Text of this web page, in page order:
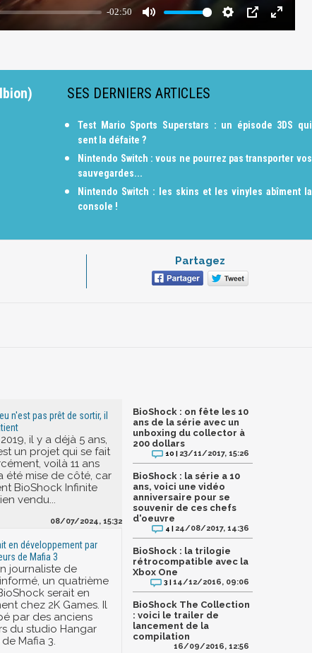
SES DERNIERS ARTICLES
Test Mario Sports Superstars : un épisode 3DS qui
sent la défaite ?
Nintendo Switch : vous ne pourrez pas transporter vos
sauvegardes...
Nintendo Switch : les skins et les vinyles abîment la
console !
Partagez
n'est pas prêt de sortir, il
il y a déjà 5 ans,
un projet qui se fait
voilà 11 ans
été mise de côté, car
BioShock Infinite
vendu...
08/07/2024, 15:32
en développement par
de Mafia 3
journaliste de
un quatrième
serait en
chez 2K Games. Il
par des anciens
du studio Hangar
Mafia 3.
BioShock : on fête les 10
ans de la série avec un
unboxing du collector à
200 dollars
10 | 23/11/2017, 15:26
BioShock : la série a 10
ans, voici une vidéo
anniversaire pour se
souvenir de ces chefs
d'oeuvre
4 | 24/08/2017, 14:36
BioShock : la trilogie
rétrocompatible avec la
Xbox One
3 |14/12/2016, 09:06
BioShock The Collection
: voici le trailer de
lancement de la
compilation
16/09/2016, 12:56